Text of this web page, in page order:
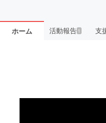
ホーム 活動報告1 支